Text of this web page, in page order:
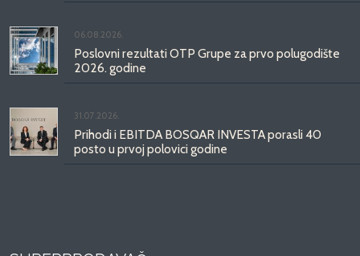
06.08.2026.
Poslovni rezultati OTP Grupe za prvo polugodište
2026. godine
31.07.2026.
Prihodi i EBITDA BOSQAR INVESTA porasli 40
posto u prvoj polovici godine